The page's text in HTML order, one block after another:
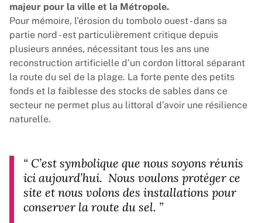
majeur pour la ville et la Métropole.
Pour mémoire, l’érosion du tombolo ouest - dans sa
partie nord - est particulièrement critique depuis
plusieurs années, nécessitant tous les ans une
reconstruction artificielle d’un cordon littoral séparant
la route du sel de la plage. La forte pente des petits
fonds et la faiblesse des stocks de sables dans ce
secteur ne permet plus au littoral d’avoir une résilience
naturelle.
“ C’est symbolique que nous soyons réunis
ici aujourd’hui. Nous voulons protéger ce
site et nous volons des installations pour
conserver la route du sel. ”